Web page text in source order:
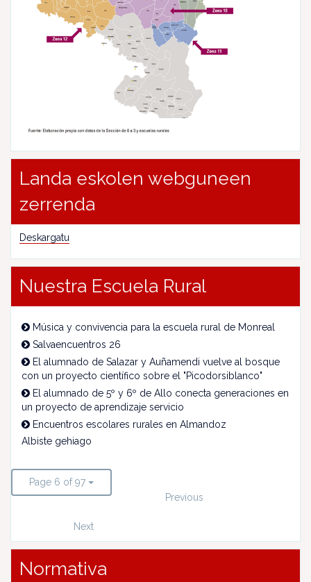
Landa eskolen webguneen
zerrenda
Deskargatu
Nuestra Escuela Rural
Música y convivencia para la escuela rural de Monreal
Salvaencuentros 26
El alumnado de Salazar y Auñamendi vuelve al bosque
con un proyecto científico sobre el "Picodorsiblanco"
El alumnado de 5º y 6º de Allo conecta generaciones en
un proyecto de aprendizaje servicio
Encuentros escolares rurales en Almandoz
Albiste gehiago
Page 6 of 97
Previous
Next
Normativa